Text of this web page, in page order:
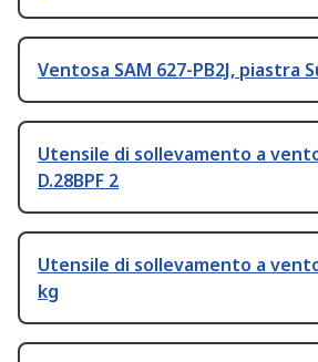
Ventosa SAM 627-PB2J, piastra
Utensile di sollevamento a
D.28BPF 2
Utensile di sollevamento a
kg